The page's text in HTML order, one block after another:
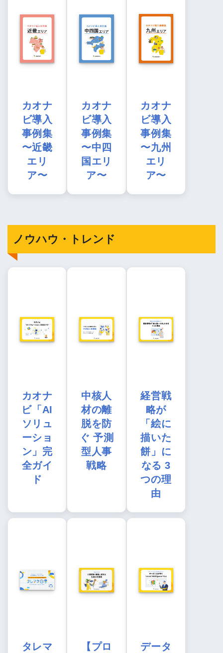
カオナ
ビ導入
事例集
〜近畿
エリ
ア〜
カオナ
ビ導入
事例集
〜中四
国エリ
ア〜
カオナ
ビ導入
事例集
〜九州
エリ
ア〜
ノウハウ・トレンド
カオナ
ビ「AI
ソリュ
ーショ
ン」完
全ガイ
ド
中核人
材の離
脱を防
ぐ 予測
型人事
戦略
経営戦
略が
「絵に
描いた
餅」に
なる 3
つの理
由
タレマ
【プロ
データ